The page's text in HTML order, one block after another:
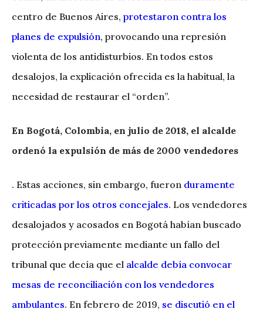
centro de Buenos Aires, protestaron contra los
planes de expulsión, provocando una represión
violenta de los antidisturbios. En todos estos
desalojos, la explicación ofrecida es la habitual, la
necesidad de restaurar el “orden”.
En Bogotá, Colombia, en julio de 2018, el alcalde
ordenó la expulsión de más de 2000 vendedores
. Estas acciones, sin embargo, fueron duramente
criticadas por los otros concejales. Los vendedores
desalojados y acosados en Bogotá habían buscado
protección previamente mediante un fallo del
tribunal que decía que el alcalde debía convocar
mesas de reconciliación con los vendedores
ambulantes. En febrero de 2019, se discutió en el